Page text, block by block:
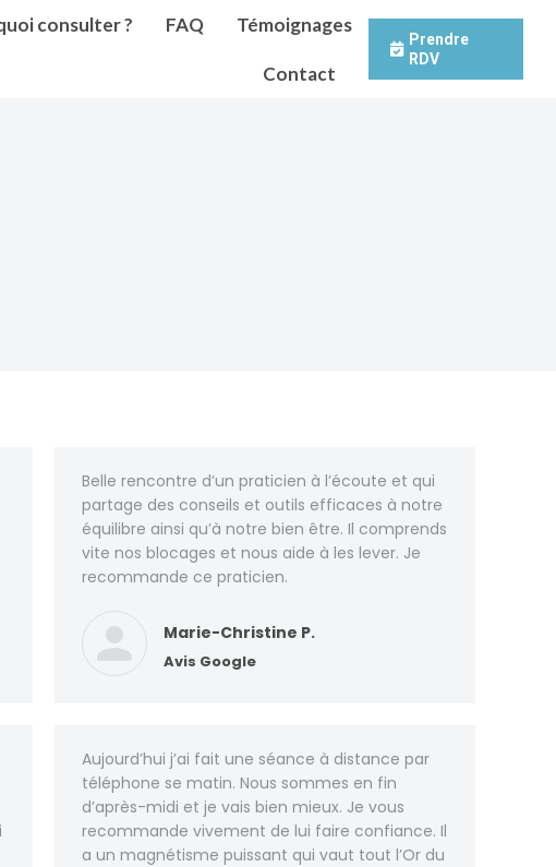
consulter ? FAQ Témoignages
Contact
Prendre
RDV
Belle rencontre d’un praticien à l’écoute et qui
partage des conseils et outils efficaces à notre
équilibre ainsi qu’à notre bien être. Il comprends
vite nos blocages et nous aide à les lever. Je
recommande ce praticien.
Marie-Christine P.
Avis Google
Aujourd’hui j’ai fait une séance à distance par
téléphone se matin. Nous sommes en fin
d’après-midi et je vais bien mieux. Je vous
recommande vivement de lui faire confiance. Il
a un magnétisme puissant qui vaut tout l’Or du